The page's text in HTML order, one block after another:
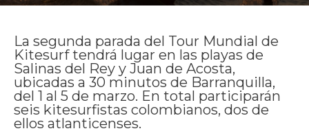
La segunda parada del Tour Mundial de
Kitesurf tendrá lugar en las playas de
Salinas del Rey y Juan de Acosta,
ubicadas a 30 minutos de Barranquilla,
del 1 al 5 de marzo. En total participarán
seis kitesurfistas colombianos, dos de
ellos atlanticenses.